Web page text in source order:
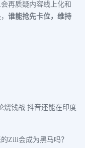
再质疑内容线上化和
谁能抢先卡位，维持
烧钱战 抖音还能在印度
Zili会成为黑马吗？